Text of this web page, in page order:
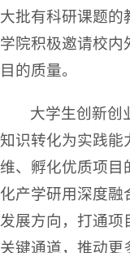
大批有科研课题的
学院积极邀请校内
目的质量。
大学生创新创
知识转化为实践能
维、孵化优质项目
化产学研用深度融
发展方向，打通项
关键通道，推动更